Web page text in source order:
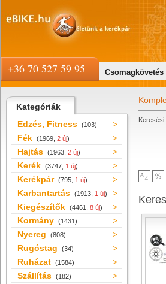
Kategóriák
Edzés, Fitness (103)
Fék (1969, 2 új)
Hajtás (1963, 2 új)
Kerék (3747, 1 új)
Kerékpár (795, 1 új)
Karbantartás (1913, 1 új)
Kiegészítők (4461, 8 új)
Kormány (1431)
Nyereg (808)
Rugóstag (34)
Ruházat (1584)
Szállítás (182)
Keresési
+36 70 527 59 95 Csomagkövetés